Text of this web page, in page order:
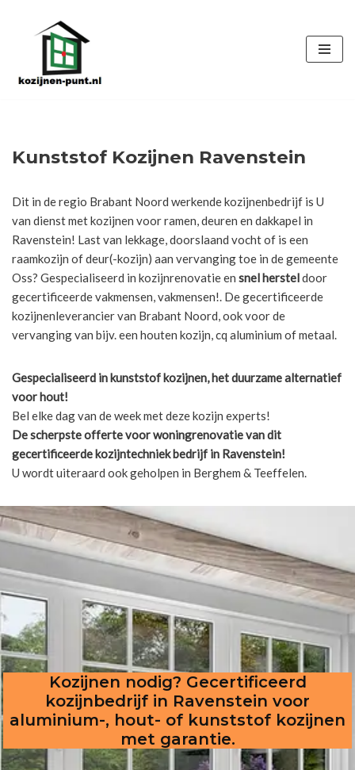
de
Kunststof Kozijnen Ravenstein
Dit in de regio Brabant Noord werkende kozijnenbedrijf is U
van dienst met kozijnen voor ramen, deuren en dakkapel in
Ravenstein! Last van lekkage, doorslaand vocht of is een
raamkozijn of deur(-kozijn) aan vervanging toe in de gemeente
Oss? Gespecialiseerd in kozijnrenovatie en snel hersteldoor
gecertificeerde vakmensen, vakmensen!. De gecertificeerde
kozijnenleverancier van Brabant Noord, ook voor de
vervanging van bijv. een houten kozijn, cq aluminium of metaal.
Gespecialiseerd in kunststof kozijnen, het duurzame alternatief
voor hout!
Bel elke dag van de week met deze kozijn experts!
De scherpsteofferte voor woningrenovatie van dit
gecertificeerde kozijntechniek bedrijf in Ravenstein!
U wordt uiteraard ook geholpen in Berghem & Teeffelen.
Kozijnen nodig? Gecertificeerd
kozijnbedrijf in Ravenstein voor
aluminium-, hout- of kunststof kozijnen
met garantie.